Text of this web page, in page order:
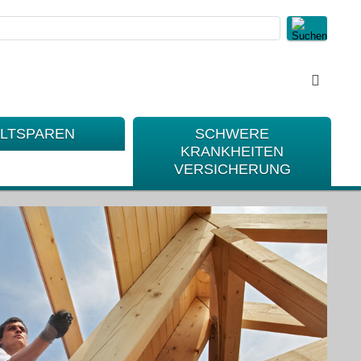
SCHWERE
KRANKHEITEN
VERSICHERUNG